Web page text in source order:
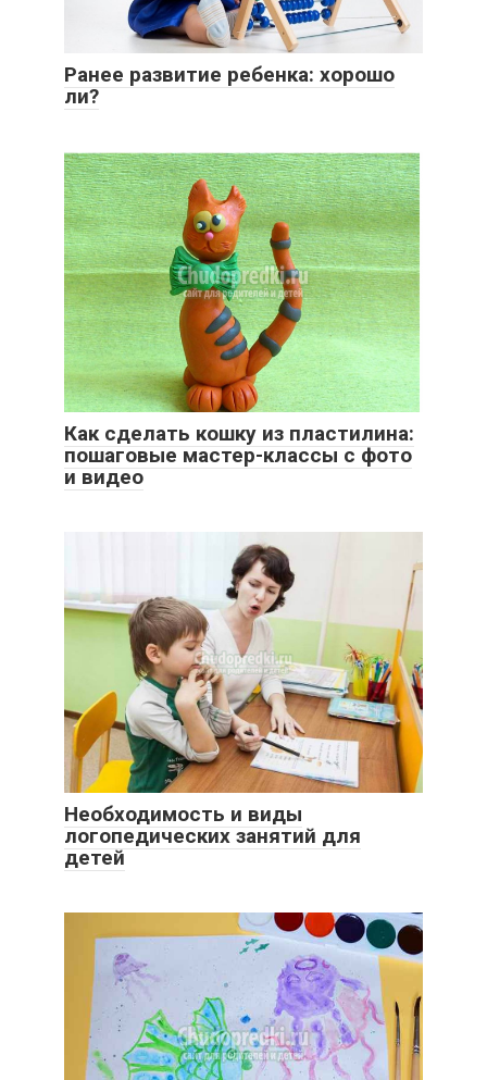
Ранее развитие ребенка: хорошо
ли?
Как сделать кошку из пластилина:
пошаговые мастер-классы с фото
и видео
Необходимость и виды
логопедических занятий для
детей